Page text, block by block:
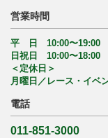
営業時間
平 日 10:00〜19:00
日祝日 10:00〜18:00
＜定休日＞
月曜日／レース・イベ
電話
011-851-3000